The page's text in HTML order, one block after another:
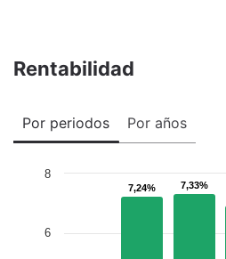
Rentabilidad
Por periodos Por años
7,24%
7,24% 7,33%
7,33%
6
8